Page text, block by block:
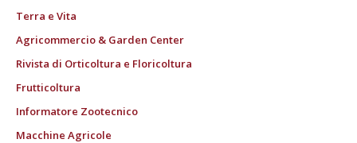
Terra e Vita
Agricommercio & Garden Center
Rivista di Orticoltura e Floricoltura
Frutticoltura
Informatore Zootecnico
Macchine Agricole